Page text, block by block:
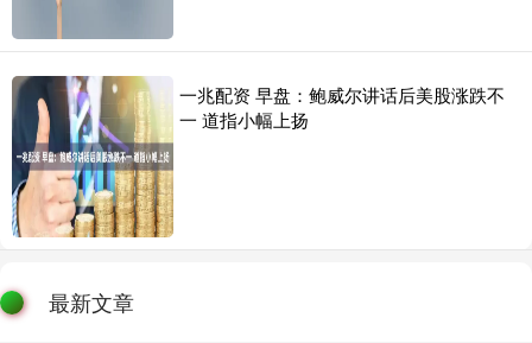
一兆配资 早盘：鲍威尔讲话后美股涨跌不
一 道指小幅上扬
最新文章